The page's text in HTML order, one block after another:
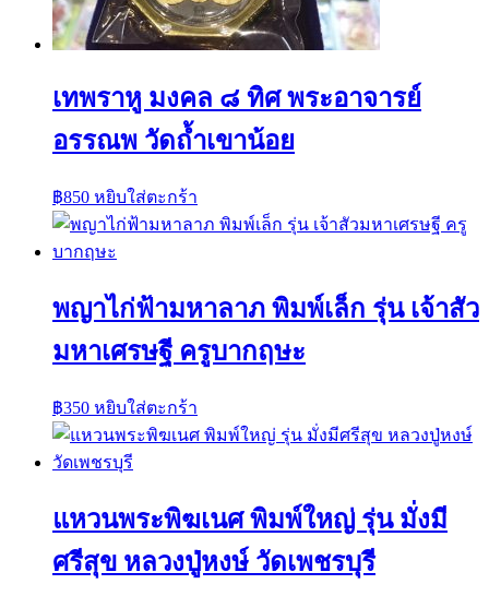
เทพราหู มงคล ๘ ทิศ พระอาจารย์
อรรณพ วัดถ้ำเขาน้อย
฿850 หยิบใส่ตะกร้า
พญาไก่ฟ้ามหาลาภ พิมพ์เล็ก รุ่น เจ้าสัว
มหาเศรษฐี ครูบากฤษะ
฿350 หยิบใส่ตะกร้า
แหวนพระพิฆเนศ พิมพ์ใหญ่ รุ่น มั่งมี
ศรีสุข หลวงปู่หงษ์ วัดเพชรบุรี